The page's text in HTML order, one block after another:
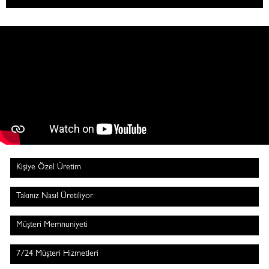
Kişiye Özel Üretim
Takınız Nasıl Üretiliyor
Müşteri Memnuniyeti
7/24 Müşteri Hizmetleri